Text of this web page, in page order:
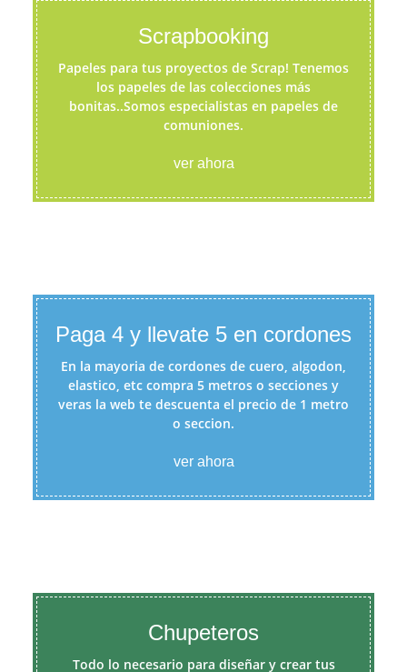
Scrapbooking
Papeles para tus proyectos de Scrap! Tenemos
los papeles de las colecciones más
bonitas..Somos especialistas en papeles de
comuniones.
ver ahora
Paga 4 y llevate 5 en cordones
En la mayoria de cordones de cuero, algodon,
elastico, etc compra 5 metros o secciones y
veras la web te descuenta el precio de 1 metro
o seccion.
ver ahora
Chupeteros
Todo lo necesario para diseñar y crear tus